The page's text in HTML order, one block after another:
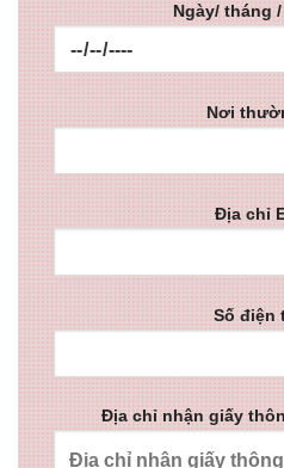
Ngày/ tháng
Nơi
Địa chỉ
Số điện
Địa chỉ nhận giấy